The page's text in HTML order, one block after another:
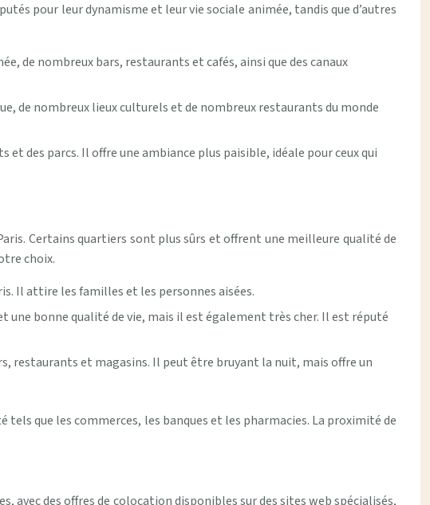
pour leur dynamisme et leur vie sociale animée, tandis que d’autres
de nombreux bars, restaurants et cafés, ainsi que des canaux
de nombreux lieux culturels et de nombreux restaurants du monde
des parcs. Il offre une ambiance plus paisible, idéale pour ceux qui
Certains quartiers sont plus sûrs et offrent une meilleure qualité de
choix.
Il attire les familles et les personnes aisées.
bonne qualité de vie, mais il est également très cher. Il est réputé
restaurants et magasins. Il peut être bruyant la nuit, mais offre un
que les commerces, les banques et les pharmacies. La proximité de
avec des offres de colocation disponibles sur des sites web spécialisés,